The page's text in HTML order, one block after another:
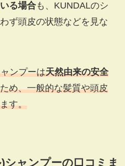
る場合も、KUNDALのシ
ず頭皮の状態などを見な
ンプーは天然由来の安全
め、一般的な髪質や頭皮
す。
ャンプーの口コミま